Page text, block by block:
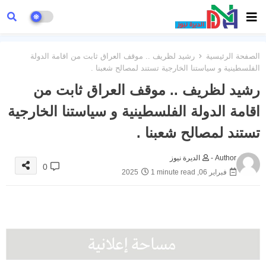
الصفحة الرئيسية
رشيد لظريف .. موقف العراق ثابت من اقامة الدولة
الفلسطينية و سياستنا الخارجية تستند لمصالح شعبنا .
رشيد لظريف .. موقف العراق ثابت من
اقامة الدولة الفلسطينية و سياستنا الخارجية
تستند لمصالح شعبنا .
Author -
الديرة نيوز
فبراير 06, 2025
1 minute read
0